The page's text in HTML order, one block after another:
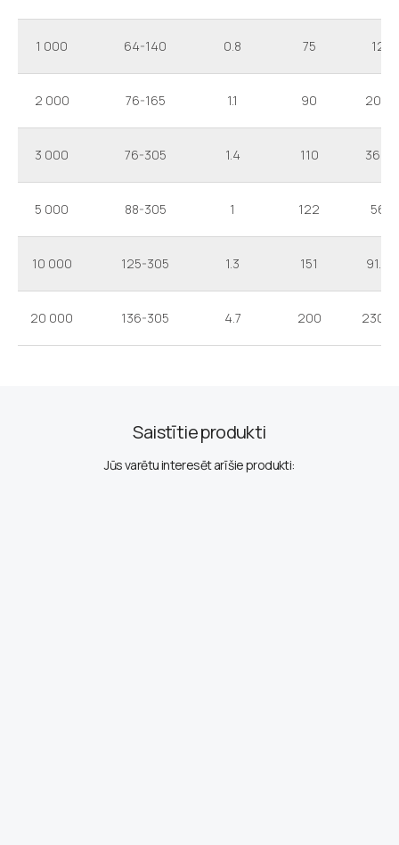
1 000 64-140 0.8 75 12
2 000 76-165 1.1 90 20.5
3 000 76-305 1.4 110 36.8
5 000 88-305 1 122 56
10 000 125-305 1.3 151 91.9
20 000 136-305 4.7 200 230.8
Jūs varētu interesēt arī šie produkti:
Saistītie produkti